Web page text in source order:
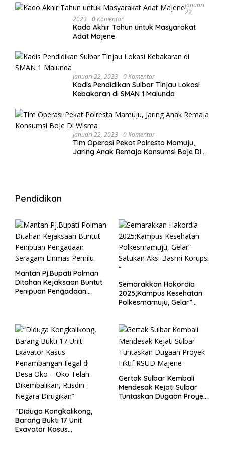
Januari
22,
2023 0 Komentar
Kado Akhir Tahun untuk Masyarakat
Adat Majene
Januari 22, 2023 0 Komentar
Kadis Pendidikan Sulbar Tinjau Lokasi
Kebakaran di SMAN 1 Malunda
Januari 22, 2023 0 Komentar
Tim Operasi Pekat Polresta Mamuju,
Jaring Anak Remaja Konsumsi Boje Di
Pendidikan
Mantan Pj.Bupati Polman
Ditahan Kejaksaan Buntut
Penipuan Pengadaan
Semarakkan Hakordia
2025;Kampus Kesehatan
Polkesmamuju, Gelar”
“Diduga Kongkalikong,
Barang Bukti 17 Unit
Exavator Kasus
Gertak Sulbar Kembali
Mendesak Kejati Sulbar
Tuntaskan Dugaan Proyek